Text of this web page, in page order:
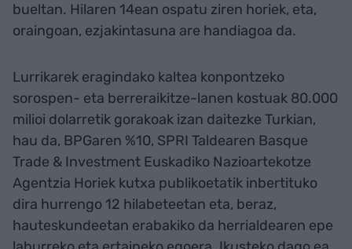
bueltan. Hilaren 14ean ospatu ziren horiek, eta,
oraingoan, ezjakintasuna are handiagoa da.
Lurrikarek eragindako kaltea konpontzeko
sorospen- eta berreraikitze-lanen kostuak 80.000
milioi dolarretik gorakoak izan daitezke Turkian,
hau da, BPGaren %10, SPRI Taldearen Basque
Trade & Investment Euskadiko Nazioartekotze
Agentzia Horiek kutxa publikoetatik inbertituko
dira hurrengo 12 hilabeteetan eta, beraz,
hauteskundeetan erabakiko da herrialdearen epe